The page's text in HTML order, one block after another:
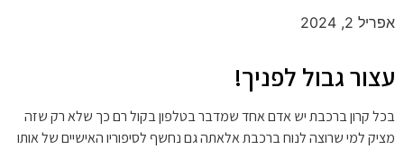
אפריל 2, 2024
עצור גבול לפניך!
בכל קרון ברכבת יש אדם אחד שמדבר בטלפון בקול רם כך שלא רק שזה
מציק למי שרוצה לנוח ברכבת אלאתה גם נחשף לסיפוריו האישיים של אותו